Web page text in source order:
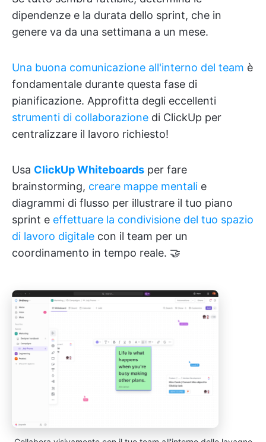
dipendenze e la durata dello sprint, che in
genere va da una settimana a un mese.
Una buona comunicazione all'interno del team è
fondamentale durante questa fase di
pianificazione. Approfitta degli eccellenti
strumenti di collaborazione di ClickUp per
centralizzare il lavoro richiesto!
Usa ClickUp Whiteboards per fare
brainstorming, creare mappe mentali e
diagrammi di flusso per illustrare il tuo piano
sprint e effettuare la condivisione del tuo spazio
di lavoro digitale con il team per un
coordinamento in tempo reale. 🤝